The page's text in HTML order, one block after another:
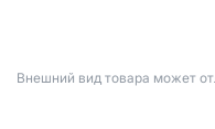
Bнешний вид товара может